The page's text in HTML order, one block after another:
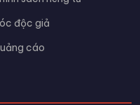
độc giả
cáo